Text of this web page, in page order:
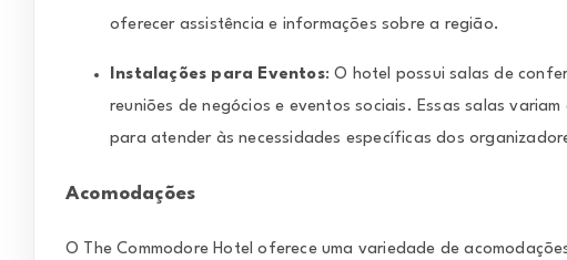
oferecer assistência e informações sobre a região.
Instalações para Eventos: O hotel possui salas de
reuniões de negócios e eventos sociais. Essas salas
para atender às necessidades específicas dos
Acomodações
O The Commodore Hotel oferece uma variedade de